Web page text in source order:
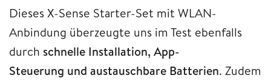
Dieses X-Sense Starter-Set mit WLAN-
Anbindung überzeugte uns im Test ebenfalls
durch schnelle Installation, App-
Steuerung und austauschbare Batterien. Zudem